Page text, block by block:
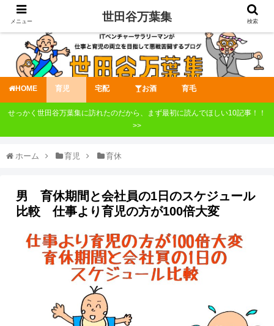
HOME 育児 宅配 お酒 育毛
せっかく世田谷万葉集に訪れたのだから、まず最初に読んでほしい10記事！！
>>
ホーム 育児 育休
男 育休期間と会社員の1日のスケジュール
比較 仕事より育児の方が100倍大変
メニュー 世田谷万葉集 検索